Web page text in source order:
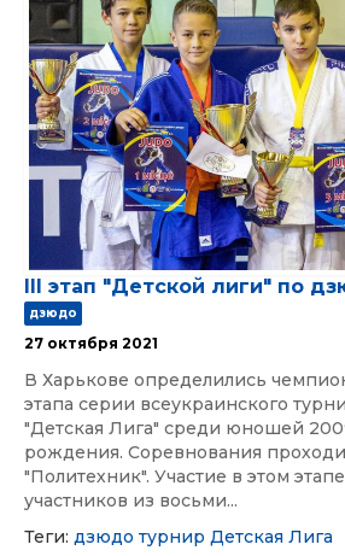
III этап "Детской лиги" по
дзюдо
27 октября 2021
В Харькове определились
этапа серии всеукраинского
"Детская Лига" среди юношей
рождения. Соревнования
"Политехник". Участие в этом
участников из восьми...
Теги: дзюдо турнир Детская Лига